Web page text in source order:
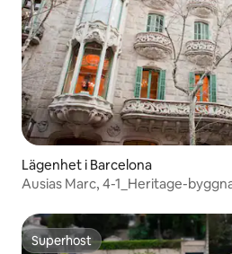
Lägenhet i Barcelona
Ausias Marc, 4-1_Heritage-
Superhost
Superhost